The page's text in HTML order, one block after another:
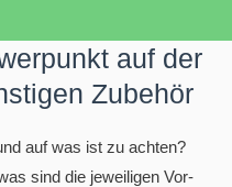
auf der
Zubehör
auf was ist zu achten?
sind die jeweiligen Vor-